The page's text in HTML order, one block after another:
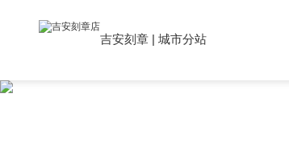
吉安刻章 | 城市分站